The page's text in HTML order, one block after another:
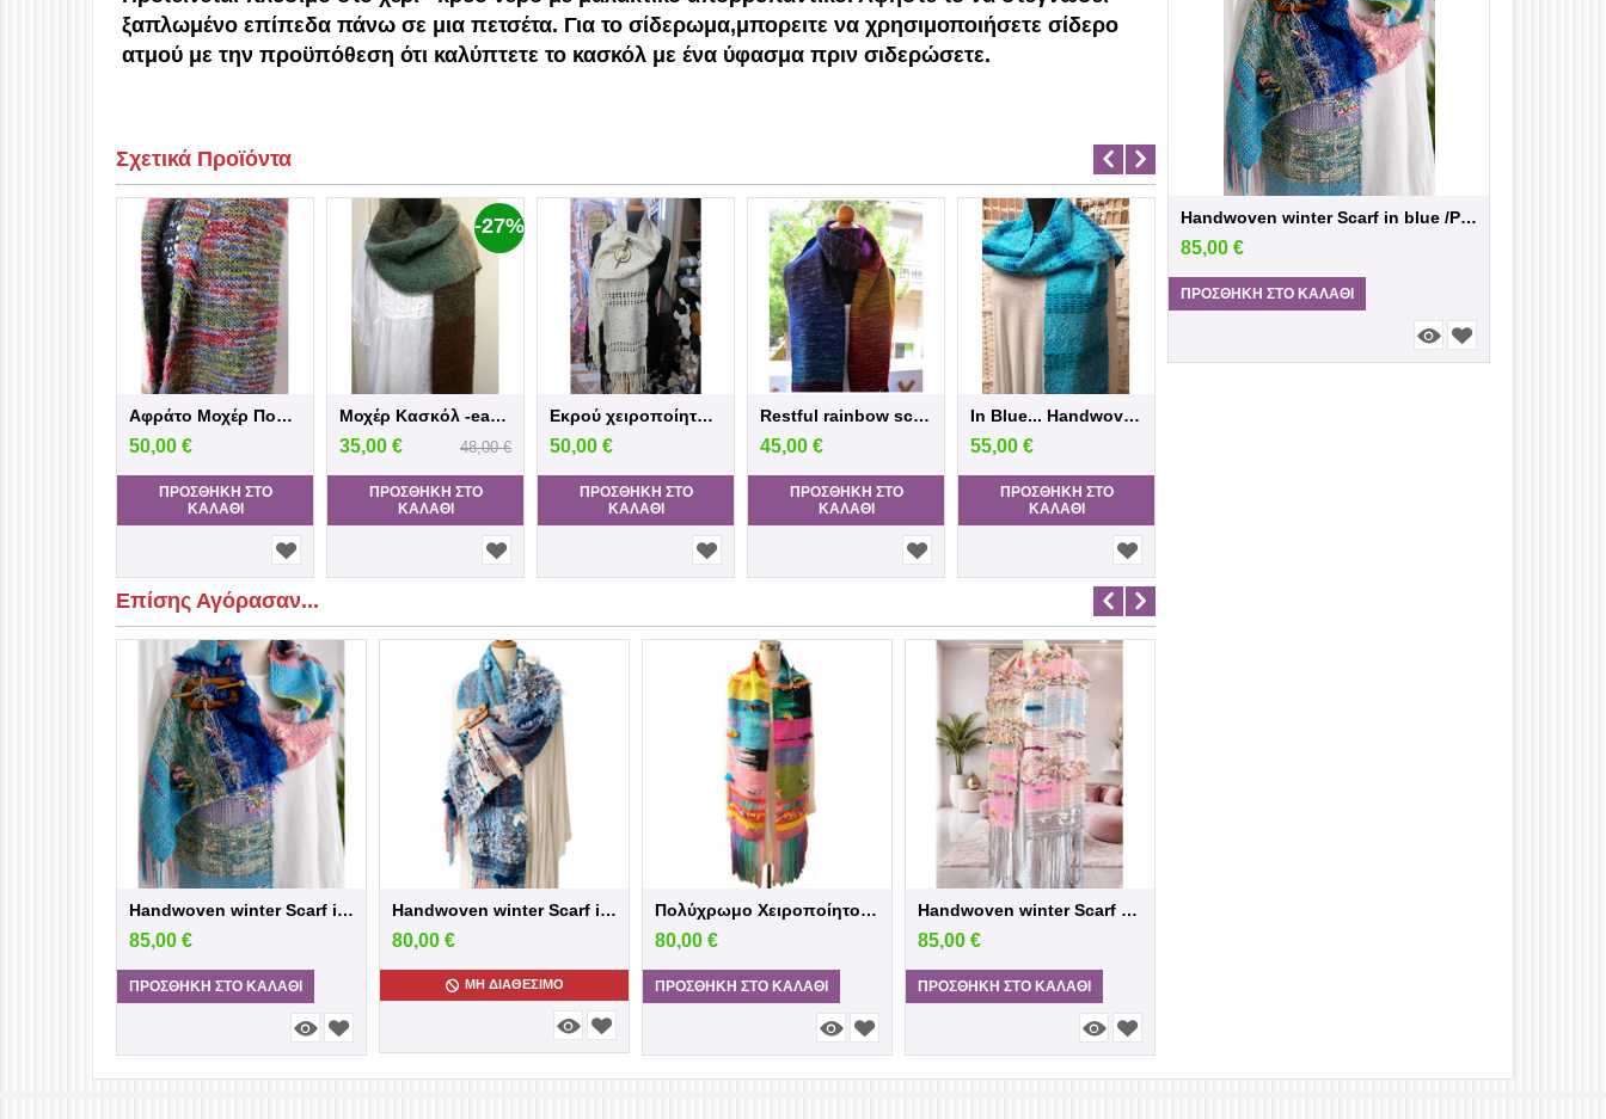
ξαπλωμένο επίπεδα πάνω σε μια πετσέτα. Για το σίδερωμα,μπορειτε να χρησιμοποιήσετε σίδερο
ατμού με την προϋπόθεση ότι καλύπτετε το κασκόλ με ένα ύφασμα πριν σιδερώσετε.
Σχετικά Προϊόντα
Αφράτο Μοχέρ Πολύχρωμο Κασκόλ
50,00 €
ΠΡΟΣΘΉΚΗ ΣΤΟ
ΚΑΛΆΘΙ
-27%
Μοχέρ Κασκόλ -earth color
35,00 € 48,00 €
ΠΡΟΣΘΉΚΗ ΣΤΟ
ΚΑΛΆΘΙ
Εκρού χειροποίητο κασκόλ με πούλιες
50,00 €
ΠΡΟΣΘΉΚΗ ΣΤΟ
ΚΑΛΆΘΙ
Restful rainbow scarf
45,00 €
ΠΡΟΣΘΉΚΗ ΣΤΟ
ΚΑΛΆΘΙ
In Blue... Handwoven Scarf
55,00 €
ΠΡΟΣΘΉΚΗ ΣΤΟ
ΚΑΛΆΘΙ
-20%
Επίσης Αγόρασαν...
Handwoven winter Scarf in blue /Pink sh...
85,00 €
ΠΡΟΣΘΉΚΗ ΣΤΟ ΚΑΛΆΘΙ
Handwoven winter Scarf in blue shades
80,00 €
ΜΗ ΔΙΑΘΈΣΙΜΟ
Πολύχρωμο Χειροποίητο Υφαντό Κασκόλ
80,00 €
ΠΡΟΣΘΉΚΗ ΣΤΟ ΚΑΛΆΘΙ
Handwoven winter Scarf Saori
85,00 €
ΠΡΟΣΘΉΚΗ ΣΤΟ ΚΑΛΆΘΙ
Handwoven winter Scarf in blue /Pink sh...
85,00 €
ΠΡΟΣΘΉΚΗ ΣΤΟ ΚΑΛΆΘΙ